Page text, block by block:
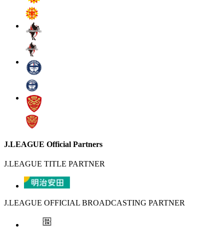
J.LEAGUE Official Partners
J.LEAGUE TITLE PARTNER
J.LEAGUE OFFICIAL BROADCASTING PARTNER